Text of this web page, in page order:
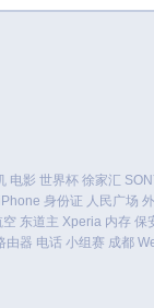
电影 世界杯 徐家汇
iPhone 身份证 人民广场
空 东道主 Xperia 内存 保
由器 电话 小组赛 成都